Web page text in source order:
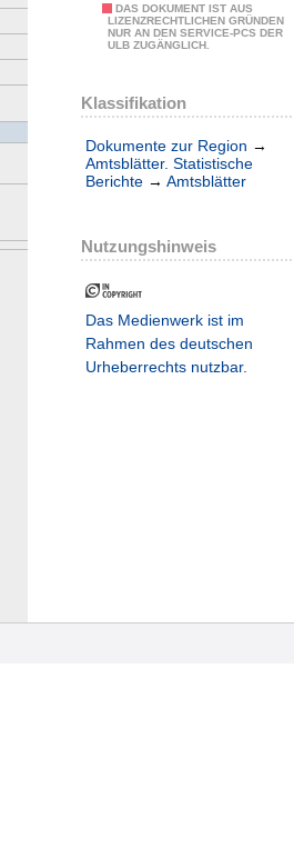
DAS DOKUMENT IST AUS
LIZENZRECHTLICHEN GRÜNDEN
NUR AN DEN SERVICE-PCS DER
ULB ZUGÄNGLICH.
Klassifikation
Dokumente zur Region →
Amtsblätter. Statistische
Berichte → Amtsblätter
Nutzungshinweis
Das Medienwerk ist im
Rahmen des deutschen
Urheberrechts nutzbar.